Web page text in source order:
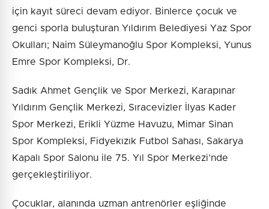
için kayıt süreci devam ediyor. Binlerce çocuk ve
genci sporla buluşturan Yıldırım Belediyesi Yaz Spor
Okulları; Naim Süleymanoğlu Spor Kompleksi, Yunus
Emre Spor Kompleksi, Dr.
Sadık Ahmet Gençlik ve Spor Merkezi, Karapınar
Yıldırım Gençlik Merkezi, Sıracevizler İlyas Kader
Spor Merkezi, Erikli Yüzme Havuzu, Mimar Sinan
Spor Kompleksi, Fidyekızık Futbol Sahası, Sakarya
Kapalı Spor Salonu ile 75. Yıl Spor Merkezi’nde
gerçekleştiriliyor.
Çocuklar, alanında uzman antrenörler eşliğinde